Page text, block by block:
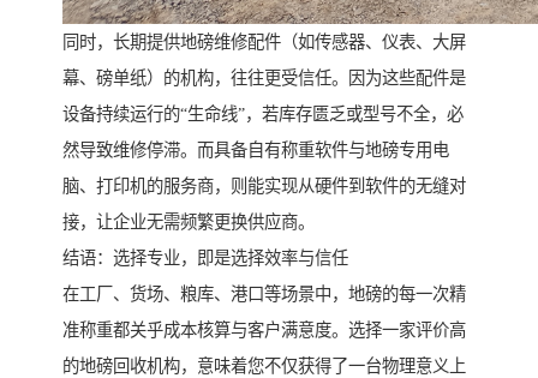
同时，长期提供地磅维修配件（如传感器、仪表、大屏
幕、磅单纸）的机构，往往更受信任。因为这些配件是
设备持续运行的“生命线”，若库存匮乏或型号不全，必
然导致维修停滞。而具备自有称重软件与地磅专用电
脑、打印机的服务商，则能实现从硬件到软件的无缝对
接，让企业无需频繁更换供应商。
结语：选择专业，即是选择效率与信任
在工厂、货场、粮库、港口等场景中，地磅的每一次精
准称重都关乎成本核算与客户满意度。选择一家评价高
的地磅回收机构，意味着您不仅获得了一台物理意义上